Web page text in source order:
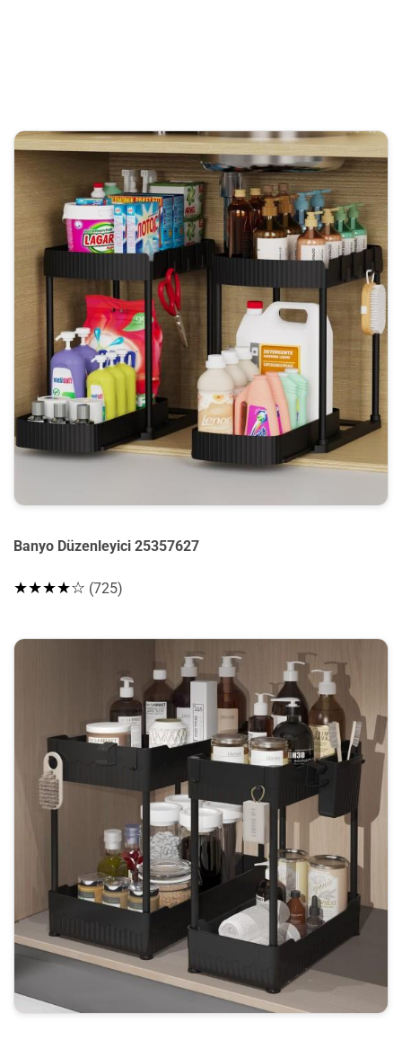
Banyo Düzenleyici 25357627
★★★★☆ (725)